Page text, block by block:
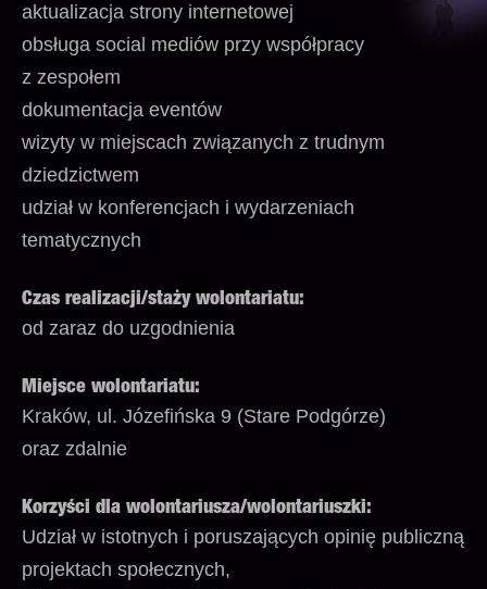
aktualizacja strony internetowej
obsługa social mediów przy współpracy
z zespołem
dokumentacja eventów
wizyty w miejscach związanych z trudnym
dziedzictwem
udział w konferencjach i wydarzeniach
tematycznych
Czas realizacji/staży wolontariatu:
od zaraz do uzgodnienia
Miejsce wolontariatu:
Kraków, ul. Józefińska 9 (Stare Podgórze)
oraz zdalnie
Korzyści dla wolontariusza/wolontariuszki:
Udział w istotnych i poruszających opinię publiczną
projektach społecznych,